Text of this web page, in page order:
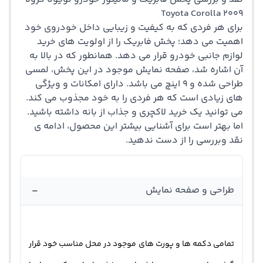
نوع خودروی شما بستگی خواهد داشت. یکی از پخش
خودروهایی که برای تویوتا کرولا 2009 بسیار مناسب می باشد،
همین پخش فابریکی است که در اینجا به بحث و نقد و بررسی
پرداخته شده. این پخش فابریک در همان نگاه اول زیبایی
های خاص خودش را نمایان کرده است. یکی از بهترین ویژگی
های این محصول، لمسی بودن آن می باشد؛ در نتیجه کار کردن
با آن را آسان تر می کند. بقیه قسمت ها هر کدام در جای خود و
به طور منحصر به فردی جای گرفته است. اندازه صفحه نمایش
برای سرنشینان عقب خواهد بود و دید خوبی دارد. یکی از
GPS رهیاب می باشد. به زبانی ساده تر می تواند مسیر مورد
2009 Toyota Corolla
برای هر فردی که به کیفیت و زیبایی داخل خودروی خود
اهمیت می دهد؛ پخش فابریک را از اولویت های خرید
لوازم جانبی خودرو قرار می دهد. همانطور که در بالا به
آن اشاره شد، صفحه نمایش موجود در این پخش، لمسی
طراحی شده و 9 اینچ می باشد. دارای امکانات و ویژگی
های زیادی است که هر فردی را به خود مجذوب می کند.
می توانید یک خرید لاکچری و جذاب از بانه داشته باشید.
اما بهتر است برای آشنایی بیشتر این محصول، ادامه ی
نقد وبررسی را از دست ندهید.
طراحی و صفحه نمایش -
تمامی دکمه ها و پورت های موجود در محل مناسب خود قرار